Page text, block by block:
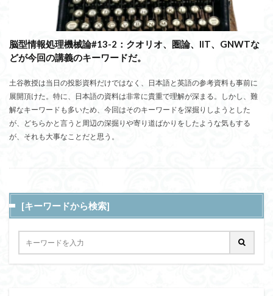
脳型情報処理機械論#13-2：クオリオ、圏論、IIT、GNWTな
どが今回の講義のキーワードだ。
土谷教授は当日の投影資料だけではなく、日本語と英語の参考資料も事前に
展開頂けた。特に、日本語の資料は非常に貴重で理解が深まる。しかし、難
解なキーワードも多いため、今回はそのキーワードを深掘りしようとした
が、どちらかと言うと周辺の深掘りや寄り道ばかりをしたような気もする
が、それも大事なことだと思う。
[キーワードから検索]